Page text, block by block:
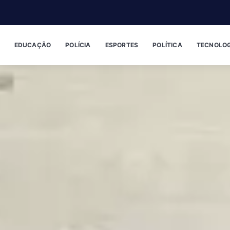
EDUCAÇÃO POLÍCIA ESPORTES POLÍTICA